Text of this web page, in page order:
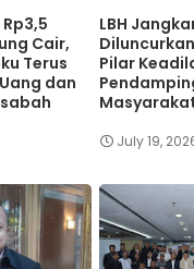
Cair,
Terus
dan
LBH
Pilar
July 19,